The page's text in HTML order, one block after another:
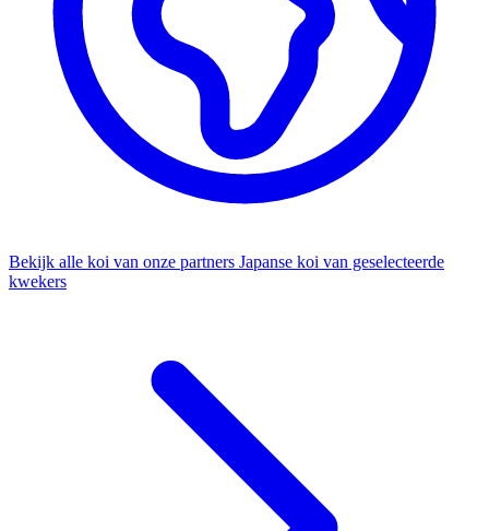
Bekijk alle koi van onze partners Japanse koi van geselecteerde
kwekers